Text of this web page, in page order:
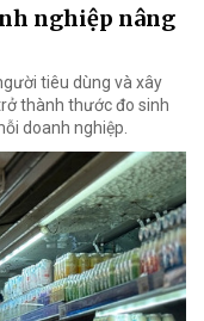
nghiệp nâng
tiêu dùng và xây
thành thước đo sinh
doanh nghiệp.